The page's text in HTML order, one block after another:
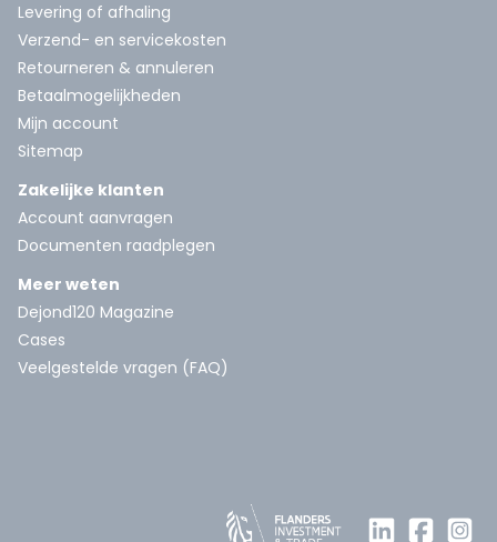
Levering of afhaling
Verzend- en servicekosten
Retourneren & annuleren
Betaalmogelijkheden
Mijn account
Sitemap
Zakelijke klanten
Account aanvragen
Documenten raadplegen
Meer weten
Dejond120 Magazine
Cases
Veelgestelde vragen (FAQ)